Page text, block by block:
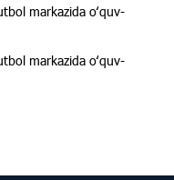
markazida oʻquv-
markazida oʻquv-